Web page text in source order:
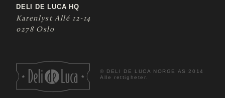
DELI DE LUCA HQ
Karenlyst Allé 12-14
0278 Oslo
© DELI DE LUCA NORGE AS 2014
Alle rettigheter.